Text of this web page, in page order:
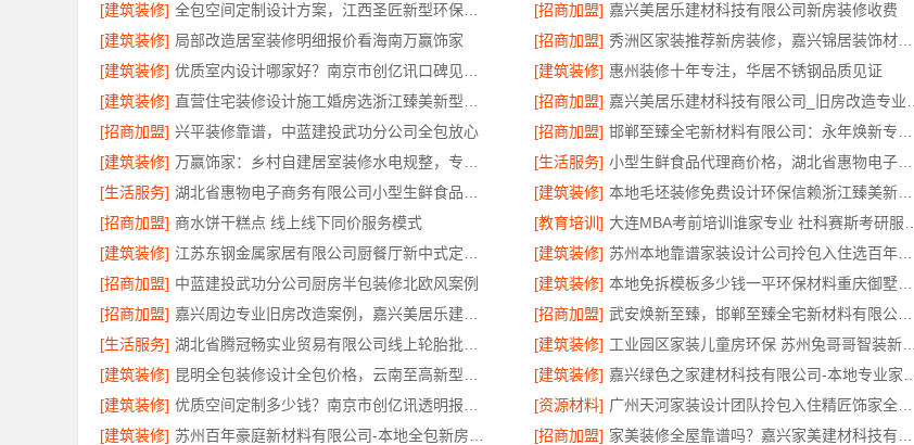
[建筑装修]
[招商加盟] 嘉兴美居乐建材科技有限公司新房装修收费
[建筑装修] 局部改造居室装修明细报价看海南万赢饰家 [招商加盟]
[建筑装修]
[建筑装修] 惠州装修十年专注，华居不锈钢品质见证
[建筑装修]
[招商加盟]
[招商加盟] 兴平装修靠谱，中蓝建投武功分公司全包放心 [招商加盟]
[建筑装修]
[生活服务]
[生活服务]
[建筑装修]
[招商加盟] 商水饼干糕点 线上线下同价服务模式 [教育培训]
[建筑装修]
[建筑装修]
[招商加盟] 中蓝建投武功分公司厨房半包装修北欧风案例 [建筑装修]
[招商加盟]
[招商加盟]
[生活服务]
[建筑装修]
[建筑装修]
[建筑装修]
[建筑装修]
[资源材料]
[建筑装修]
[招商加盟]